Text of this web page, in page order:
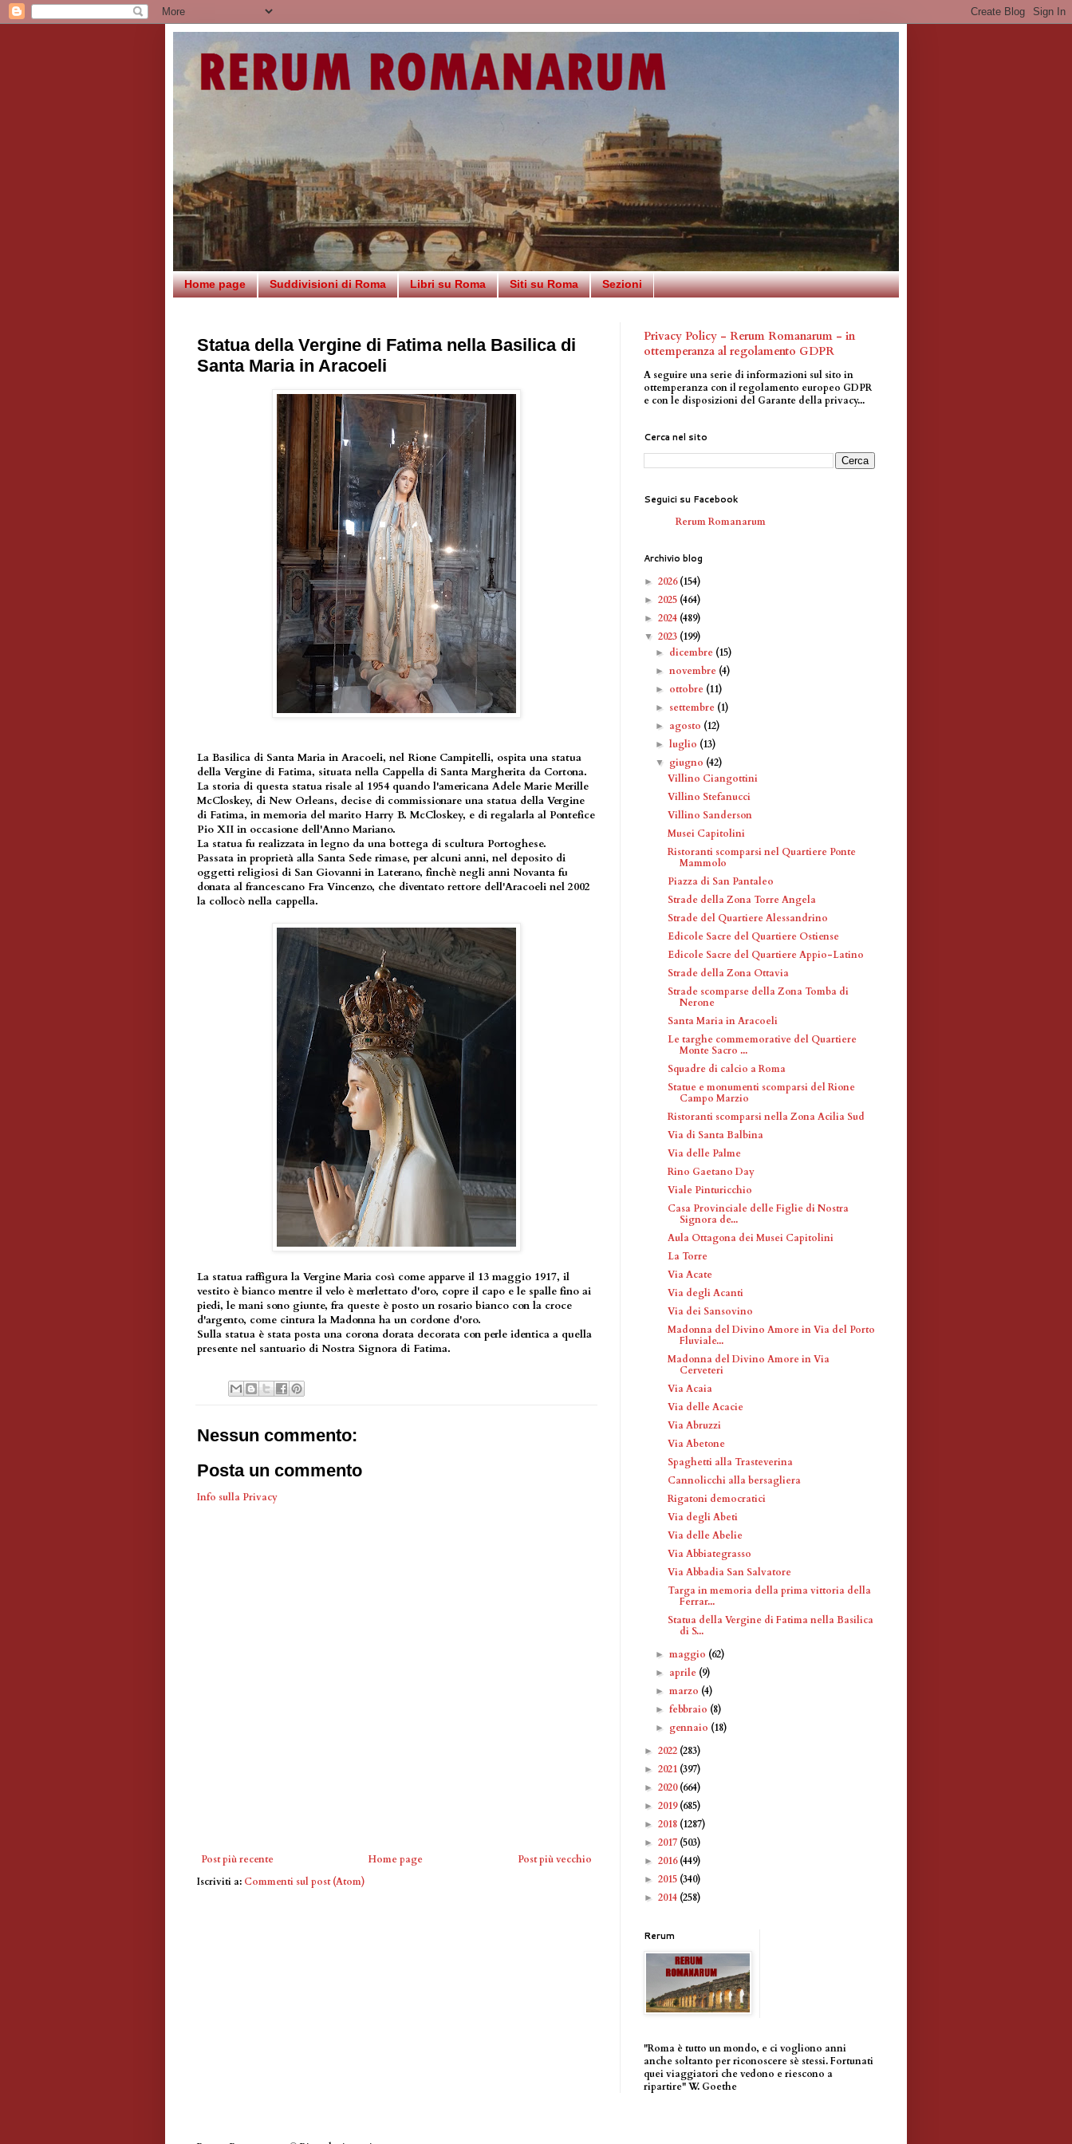
Home page Suddivisioni di Roma Libri su Roma Siti su Roma Sezioni
Statua della Vergine di Fatima nella Basilica di
Santa Maria in Aracoeli
La Basilica di Santa Maria in Aracoeli, nel Rione Campitelli, ospita una statua
della Vergine di Fatima, situata nella Cappella di Santa Margherita da Cortona.
La storia di questa statua risale al 1954 quando l'americana Adele Marie Merille
McCloskey, di New Orleans, decise di commissionare una statua della Vergine
di Fatima, in memoria del marito Harry B. McCloskey, e di regalarla al Pontefice
Pio XII in occasione dell'Anno Mariano.
La statua fu realizzata in legno da una bottega di scultura Portoghese.
Passata in proprietà alla Santa Sede rimase, per alcuni anni, nel deposito di
oggetti religiosi di San Giovanni in Laterano, finchè negli anni Novanta fu
donata al francescano Fra Vincenzo, che diventato rettore dell'Aracoeli nel 2002
la collocò nella cappella.
La statua raffigura la Vergine Maria così come apparve il 13 maggio 1917, il
vestito è bianco mentre il velo è merlettato d'oro, copre il capo e le spalle fino ai
piedi, le mani sono giunte, fra queste è posto un rosario bianco con la croce
d'argento, come cintura la Madonna ha un cordone d'oro.
Sulla statua è stata posta una corona dorata decorata con perle identica a quella
presente nel santuario di Nostra Signora di Fatima.
Nessun commento:
Posta un commento
Info sulla Privacy
Post più recente Post più vecchio
Home page
Iscriviti a: Commenti sul post (Atom)
Privacy Policy - Rerum Romanarum - in
ottemperanza al regolamento GDPR
A seguire una serie di informazioni sul sito in
ottemperanza con il regolamento europeo GDPR
e con le disposizioni del Garante della privacy...
Cerca nel sito
Seguici su Facebook
Rerum Romanarum
Archivio blog
► 2026(154)
► 2025 (464)
► 2024 (489)
▼ 2023 (199)
► dicembre (15)
►novembre (4)
► ottobre (11)
► settembre (1)
► agosto (12)
►luglio (13)
▼ giugno (42)
Villino Ciangottini
Villino Stefanucci
Villino Sanderson
Musei Capitolini
Ristoranti scomparsi nel Quartiere Ponte
Mammolo
Piazza di San Pantaleo
Strade della Zona Torre Angela
Strade del Quartiere Alessandrino
Edicole Sacre del Quartiere Ostiense
Edicole Sacre del Quartiere Appio-Latino
Strade della Zona Ottavia
Strade scomparse della Zona Tomba di
Nerone
Santa Maria in Aracoeli
Le targhe commemorative del Quartiere
Monte Sacro ...
Squadre di calcio a Roma
Statue e monumenti scomparsi del Rione
Campo Marzio
Ristoranti scomparsi nella Zona Acilia Sud
Via di Santa Balbina
Via delle Palme
Rino Gaetano Day
Viale Pinturicchio
Casa Provinciale delle Figlie di Nostra
Signora de...
Aula Ottagona dei Musei Capitolini
La Torre
Via Acate
Via degli Acanti
Via dei Sansovino
Madonna del Divino Amore in Via del Porto
Fluviale...
Madonna del Divino Amore in Via
Cerveteri
Via Acaia
Via delle Acacie
Via Abruzzi
Via Abetone
Spaghetti alla Trasteverina
Cannolicchi alla bersagliera
Rigatoni democratici
Via degli Abeti
Via delle Abelie
Via Abbiategrasso
Via Abbadia San Salvatore
Targa in memoria della prima vittoria della
Ferrar...
Statua della Vergine di Fatima nella Basilica
di S...
►maggio (62)
► aprile (9)
►marzo (4)
►febbraio (8)
► gennaio (18)
► 2022 (283)
► 2021 (397)
► 2020(664)
► 2019(685)
► 2018 (1287)
► 2017 (503)
► 2016(449)
► 2015 (340)
► 2014 (258)
Rerum
"Roma è tutto un mondo, e ci vogliono anni
anche soltanto per riconoscere sè stessi. Fortunati
quei viaggiatori che vedono e riescono a
ripartire" W. Goethe